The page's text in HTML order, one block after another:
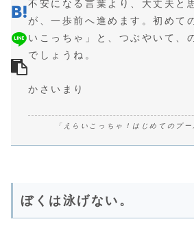
不安になる言葉より、大丈夫と
が、一歩前へ進めます。初めて
いこっちゃ」と、つぶやいて、
でしょうね。
かさいまり
「えらいこっちゃ！はじめてのプ
ぼくは泳げない。